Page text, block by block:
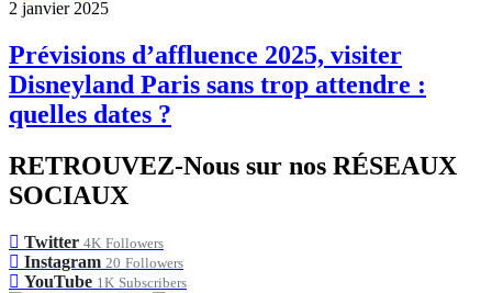
2 janvier 2025
Prévisions d’affluence 2025, visiter
Disneyland Paris sans trop attendre :
quelles dates ?
RETROUVEZ-Nous sur nos RÉSEAUX
SOCIAUX
Twitter 4K Followers
Instagram 20 Followers
YouTube 1K Subscribers